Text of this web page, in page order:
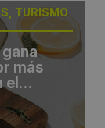
TURISMO
más